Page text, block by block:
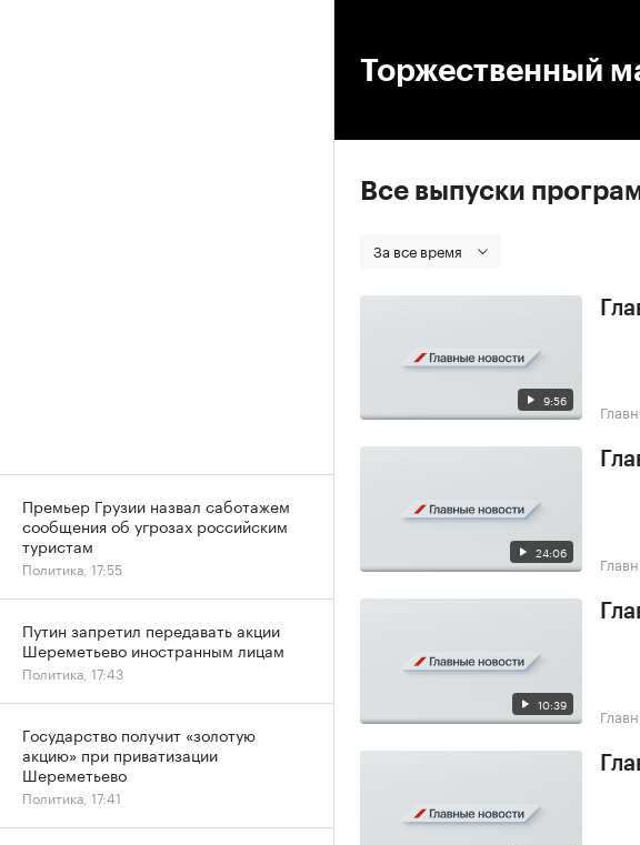
Торжественный
Все выпуски
За все время
9:56
24:06
10:39
Премьер Грузии назвал саботажем
сообщения об угрозах российским
туристам
Политика, 17:55
Путин запретил передавать акции
Шереметьево иностранным лицам
Политика, 17:43
Государство получит «золотую
акцию» при приватизации
Шереметьево
Политика, 17:41